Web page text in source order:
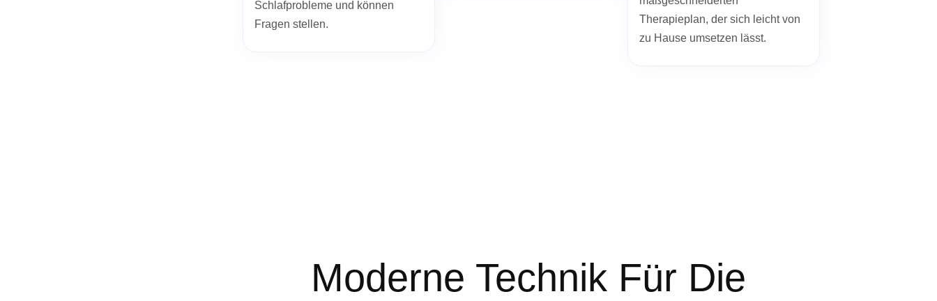
Schlafprobleme und können
Fragen stellen.
Therapieplan, der sich leicht von
zu Hause umsetzen lässt.
Moderne Technik Für Die